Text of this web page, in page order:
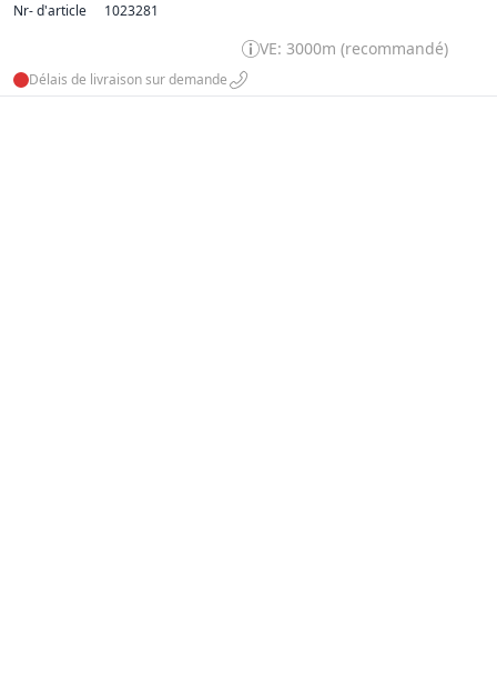
Nr- d'article 1023281
VE: 3000m (recommandé)
Délais de livraison sur demande